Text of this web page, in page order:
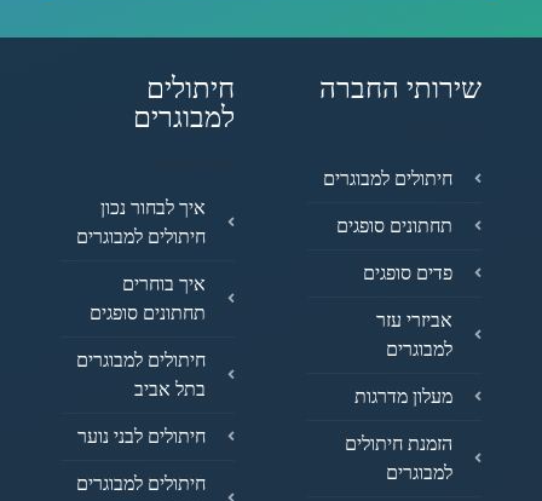
שירותי החברה
חיתולים למבוגרים
תחתונים סופגים
פדים סופגים
אביזרי עזר
למבוגרים
מעלון מדרגות
הזמנת חיתולים
למבוגרים
חיתולים
למבוגרים
איך לבחור נכון
חיתולים למבוגרים
איך בוחרים
תחתונים סופגים
חיתולים למבוגרים
בתל אביב
חיתולים לבני נוער
חיתולים למבוגרים